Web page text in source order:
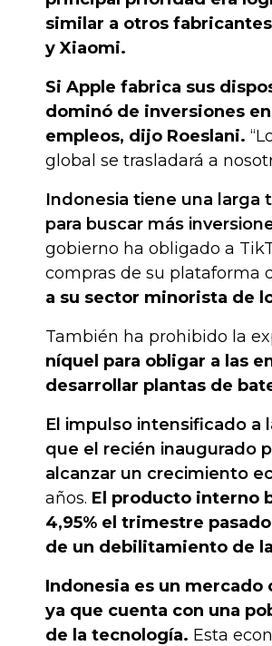
similar a otros
y Xiaomi.
Si Apple fabrica sus
dominó de inversiones
empleos, dijo Roeslani.
global se trasladará a
Indonesia tiene una larga
para buscar más
gobierno ha obligado a
compras de su plataforma
a su sector minorista de
También ha prohibido la
níquel para obligar a las
desarrollar plantas de
El impulso intensificado a
que el recién inaugurado
alcanzar un crecimiento
años. El producto interno
4,95% el trimestre
de un debilitamiento de
Indonesia es un
ya que cuenta con una
de la tecnología. Esta